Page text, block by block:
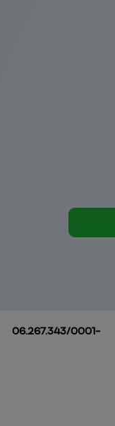
06.267.343/0001-